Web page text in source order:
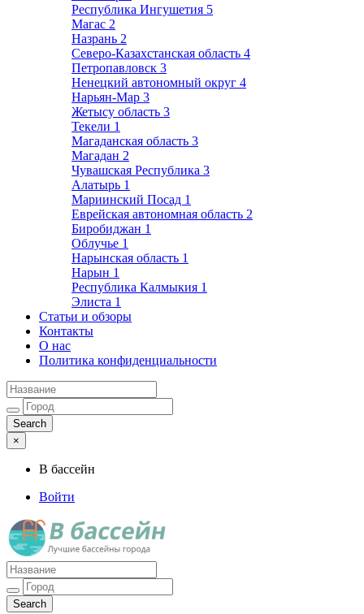
Республика Ингушетия 5
Магас 2
Назрань 2
Северо-Казахстанская область 4
Петропавловск 3
Ненецкий автономный округ 4
Нарьян-Мар 3
Жетысу область 3
Текели 1
Магаданская область 3
Магадан 2
Чувашская Республика 3
Алатырь 1
Мариинский Посад 1
Еврейская автономная область 2
Биробиджан 1
Облучье 1
Нарынская область 1
Нарын 1
Республика Калмыкия 1
Элиста 1
Статьи и обзоры
Контакты
О нас
Политика конфиденциальности
×
В бассейн
Войти
Лучшие бассейны города